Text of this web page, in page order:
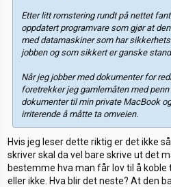
Etter litt romstering rundt på nettet
oppdatert programvare som gjør at
med datamaskiner som har
jobben og som sikkert er ganske
Når jeg jobber med dokumenter for
foretrekker jeg gamlemåten med
dokumenter til min private MacBook
irriterende å måtte ta omveien.
Hvis jeg leser dette riktig er det ikke
skriver skal da vel bare skrive ut det
bestemme hva man får lov til å
eller ikke. Hva blir det neste? At den